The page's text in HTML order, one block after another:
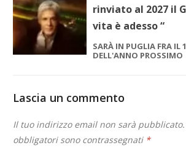
rinviato al 2027 il
vita è adesso “
SARÀ IN PUGLIA FRA IL
DELL'ANNO PROSSIMO
Lascia un commento
Il tuo indirizzo email non sarà pubblicato.
obbligatori sono contrassegnati *